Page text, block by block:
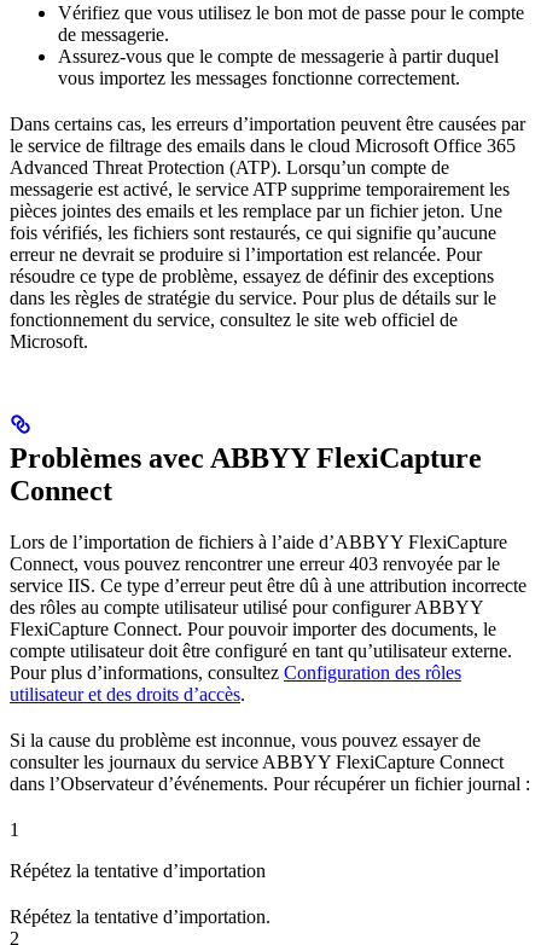
Vérifiez que vous utilisez le bon mot de passe pour le compte
de messagerie.
Assurez-vous que le compte de messagerie à partir duquel
vous importez les messages fonctionne correctement.
Dans certains cas, les erreurs d’importation peuvent être causées par
le service de filtrage des emails dans le cloud Microsoft Office 365
Advanced Threat Protection (ATP). Lorsqu’un compte de
messagerie est activé, le service ATP supprime temporairement les
pièces jointes des emails et les remplace par un fichier jeton. Une
fois vérifiés, les fichiers sont restaurés, ce qui signifie qu’aucune
erreur ne devrait se produire si l’importation est relancée. Pour
résoudre ce type de problème, essayez de définir des exceptions
dans les règles de stratégie du service. Pour plus de détails sur le
fonctionnement du service, consultez le site web officiel de
Microsoft.
Problèmes avec ABBYY FlexiCapture
Connect
Lors de l’importation de fichiers à l’aide d’ABBYY FlexiCapture
Connect, vous pouvez rencontrer une erreur 403 renvoyée par le
service IIS. Ce type d’erreur peut être dû à une attribution incorrecte
des rôles au compte utilisateur utilisé pour configurer ABBYY
FlexiCapture Connect. Pour pouvoir importer des documents, le
compte utilisateur doit être configuré en tant qu’utilisateur externe.
Pour plus d’informations, consultez Configuration des rôles
utilisateur et des droits d’accès.
Si la cause du problème est inconnue, vous pouvez essayer de
consulter les journaux du service ABBYY FlexiCapture Connect
dans l’Observateur d’événements. Pour récupérer un fichier journal :
1
Répétez la tentative d’importation
Répétez la tentative d’importation.
2